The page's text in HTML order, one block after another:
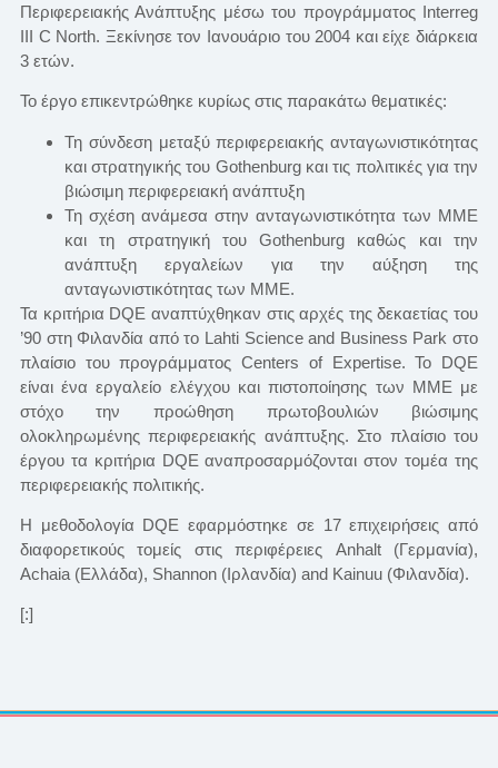
Περιφερειακής Ανάπτυξης μέσω του προγράμματος Interreg
III C North. Ξεκίνησε τον Ιανουάριο του 2004 και είχε διάρκεια
3 ετών.
Το έργο επικεντρώθηκε κυρίως στις παρακάτω θεματικές:
Τη σύνδεση μεταξύ περιφερειακής ανταγωνιστικότητας
και στρατηγικής του Gothenburg και τις πολιτικές για την
βιώσιμη περιφερειακή ανάπτυξη
Τη σχέση ανάμεσα στην ανταγωνιστικότητα των ΜΜΕ
και τη στρατηγική του Gothenburg καθώς και την
ανάπτυξη εργαλείων για την αύξηση της
ανταγωνιστικότητας των ΜΜΕ.
Τα κριτήρια DQE αναπτύχθηκαν στις αρχές της δεκαετίας του
’90 στη Φιλανδία από το Lahti Science and Business Park στο
πλαίσιο του προγράμματος Centers of Expertise. Το DQE
είναι ένα εργαλείο ελέγχου και πιστοποίησης των ΜΜΕ με
στόχο την προώθηση πρωτοβουλιών βιώσιμης
ολοκληρωμένης περιφερειακής ανάπτυξης. Στο πλαίσιο του
έργου τα κριτήρια DQE αναπροσαρμόζονται στον τομέα της
περιφερειακής πολιτικής.
Η μεθοδολογία DQE εφαρμόστηκε σε 17 επιχειρήσεις από
διαφορετικούς τομείς στις περιφέρειες Anhalt (Γερμανία),
Achaia (Ελλάδα), Shannon (Ιρλανδία) and Kainuu (Φιλανδία).
[:]